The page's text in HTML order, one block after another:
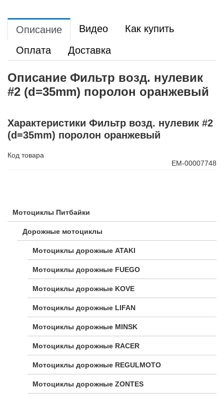
Мотоциклы Питбайки
Дорожные мотоциклы
Мотоциклы дорожные ATAKI
Мотоциклы дорожные FUEGO
Мотоциклы дорожные KOVE
Мотоциклы дорожные LIFAN
Мотоциклы дорожные MINSK
Мотоциклы дорожные RACER
Мотоциклы дорожные REGULMOTO
Мотоциклы дорожные ZONTES
Описание Видео
Как купить
Оплата
Доставка
Описание Фильтр возд. нулевик
#2 (d=35mm) поролон оранжевый
Характеристики Фильтр возд. нулевик #2
(d=35mm) поролон оранжевый
Код товара
ЕМ-00007748